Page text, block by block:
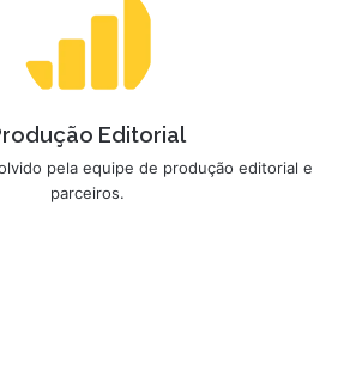
Editorial
pela equipe de produção editorial e
parceiros.